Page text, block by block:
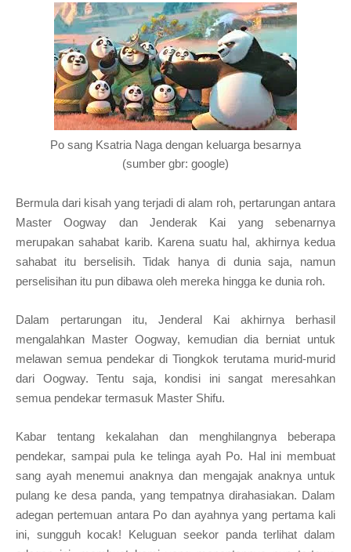
Po sang Ksatria Naga dengan keluarga besarnya
(sumber gbr: google)
Bermula dari kisah yang terjadi di alam roh, pertarungan antara
Master Oogway dan Jenderak Kai yang sebenarnya
merupakan sahabat karib. Karena suatu hal, akhirnya kedua
sahabat itu berselisih. Tidak hanya di dunia saja,
namun
perselisihan itu pun dibawa oleh mereka hingga ke dunia roh.
Dalam pertarungan itu, Jenderal Kai akhirnya berhasil
mengalahkan Master Oogway, kemudian dia berniat untuk
melawan semua pendekar di Tiongkok terutama murid-murid
dari Oogway. Tentu saja, kondisi inisangat meresahkan
semua pendekar termasuk Master Shifu.
Kabar tentang kekalahan dan menghilangnya beberapa
pendekar, sampai pula ke telinga ayah Po. Hal ini membuat
sang ayah menemui anaknya dan mengajak anaknya untuk
pulang ke desa panda, yang tempatnya dirahasiakan. Dalam
adegan pertemuan antara Po dan ayahnya yang pertama kali
ini, sungguh kocak! Keluguan seekor panda terlihat dalam